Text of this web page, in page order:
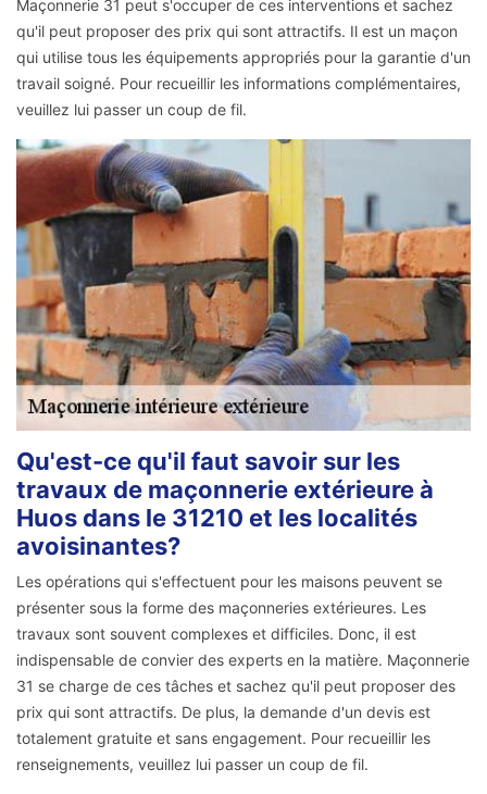
Maçonnerie 31 peut s'occuper de ces interventions et sachez
qu'il peut proposer des prix qui sont attractifs. Il est un maçon
qui utilise tous les équipements appropriés pour la garantie d'un
travail soigné. Pour recueillir les informations complémentaires,
veuillez lui passer un coup de fil.
Qu'est-ce qu'il faut savoir sur les
travaux de maçonnerie extérieure à
Huos dans le 31210 et les localités
avoisinantes?
Les opérations qui s'effectuent pour les maisons peuvent se
présenter sous la forme des maçonneries extérieures. Les
travaux sont souvent complexes et difficiles. Donc, il est
indispensable de convier des experts en la matière. Maçonnerie
31 se charge de ces tâches et sachez qu'il peut proposer des
prix qui sont attractifs. De plus, la demande d'un devis est
totalement gratuite et sans engagement. Pour recueillir les
renseignements, veuillez lui passer un coup de fil.